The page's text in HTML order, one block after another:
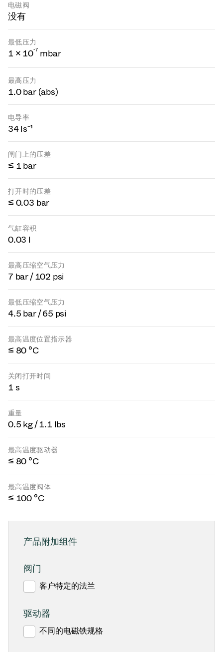
电磁阀
没有
最低压力
1 × 10-7 mbar
最高压力
1.0 bar (abs)
电导率
34 ls⁻¹
闸门上的压差
≤ 1 bar
打开时的压差
≤ 0.03 bar
气缸容积
0.03 l
最高压缩空气压力
7 bar / 102 psi
最低压缩空气压力
4.5 bar / 65 psi
最高温度位置指示器
≤ 80 °C
关闭打开时间
1 s
重量
0.5 kg / 1.1 lbs
最高温度驱动器
≤ 80 °C
最高温度阀体
≤ 100 °C
产品附加组件
阀门
客户特定的法兰
驱动器
不同的电磁铁规格